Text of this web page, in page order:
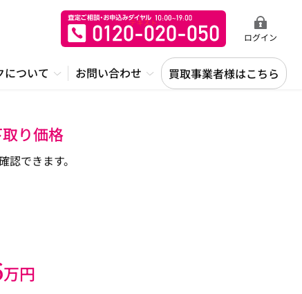
ログイン
について お問い合わせ 買取事業者様はこちら
り価格
できます。
万円